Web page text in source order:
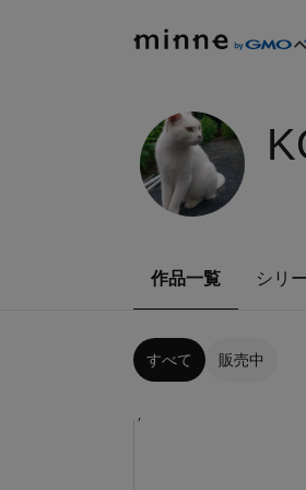
作品一覧 シリ
すべて 販売中